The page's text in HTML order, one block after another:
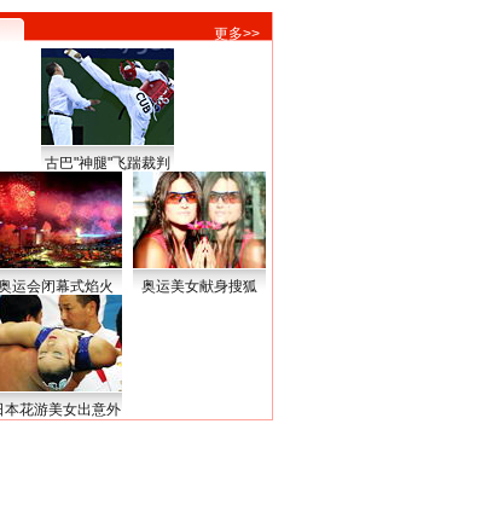
更多>>
古巴"神腿"飞踹裁判
运会闭幕式焰火 奥运美女献身搜狐
本花游美女出意外